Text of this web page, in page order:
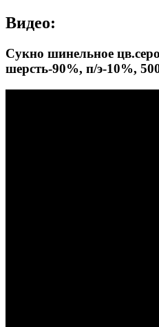
Видео:
Сукно шинельное
шерсть-90%, п/э-10%,